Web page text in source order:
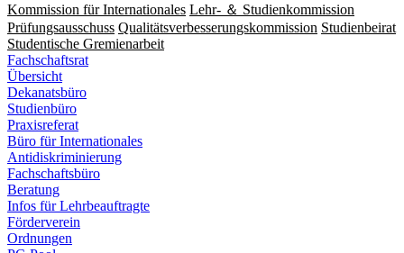
Kommission für Internationales Lehr- ＆ Studienkommission
Prüfungsausschuss Qualitätsverbesserungskommission Studienbeirat
Studentische Gremienarbeit
Fachschaftsrat
Übersicht
Dekanatsbüro
Studienbüro
Praxisreferat
Büro für Internationales
Antidiskriminierung
Fachschaftsbüro
Beratung
Infos für Lehrbeauftragte
Förderverein
Ordnungen